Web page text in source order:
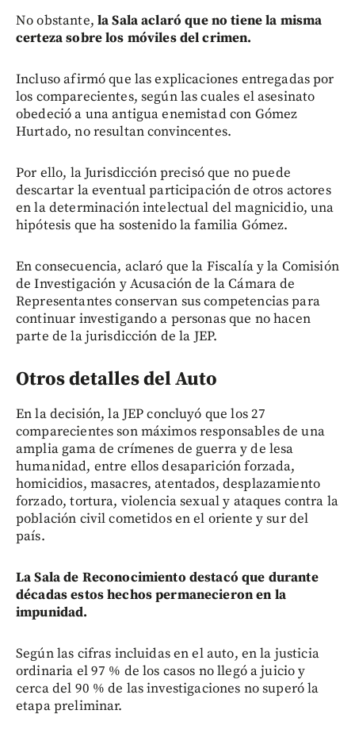
No obstante, la Sala aclaró que no tiene la misma
certeza sobre los móviles del crimen.
Incluso afirmó que las explicaciones entregadas por
los comparecientes, según las cuales el asesinato
obedeció a una antigua enemistad con Gómez
Hurtado, no resultan convincentes.
Por ello, la Jurisdicción precisó que no puede
descartar la eventual participación de otros actores
en la determinación intelectual del magnicidio, una
hipótesis que ha sostenido la familia Gómez.
En consecuencia, aclaró que la Fiscalía y la Comisión
de Investigación y Acusación de la Cámara de
Representantes conservan sus competencias para
continuar investigando a personas que no hacen
parte de la jurisdicción de la JEP.
Otros detalles del Auto
En la decisión, la JEP concluyó que los 27
comparecientes son máximos responsables de una
amplia gama de crímenes de guerra y de lesa
humanidad, entre ellos desaparición forzada,
homicidios, masacres, atentados, desplazamiento
forzado, tortura, violencia sexual y ataques contra la
población civil cometidos en el oriente y sur del
país.
La Sala de Reconocimiento destacó que durante
décadas estos hechos permanecieron en la
impunidad.
Según las cifras incluidas en el auto, en la justicia
ordinaria el 97 % de los casos no llegó a juicio y
cerca del 90 % de las investigaciones no superó la
etapa preliminar.